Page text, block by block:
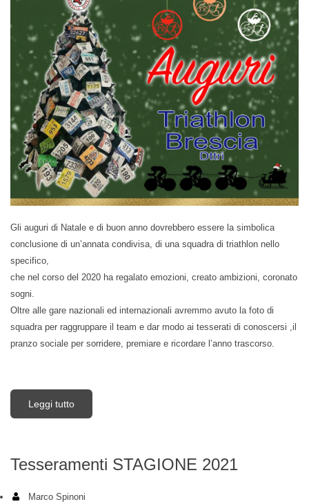
Gli auguri di Natale e di buon anno dovrebbero essere la simbolica
conclusione di un’annata condivisa, di una squadra di triathlon nello
specifico,
che nel corso del 2020 ha regalato emozioni, creato ambizioni, coronato
sogni.
Oltre alle gare nazionali ed internazionali avremmo avuto la foto di
squadra per raggruppare il team e dar modo ai tesserati di conoscersi ,il
pranzo sociale per sorridere, premiare e ricordare l’anno trascorso.
Leggi tutto
Tesseramenti STAGIONE 2021
Marco Spinoni